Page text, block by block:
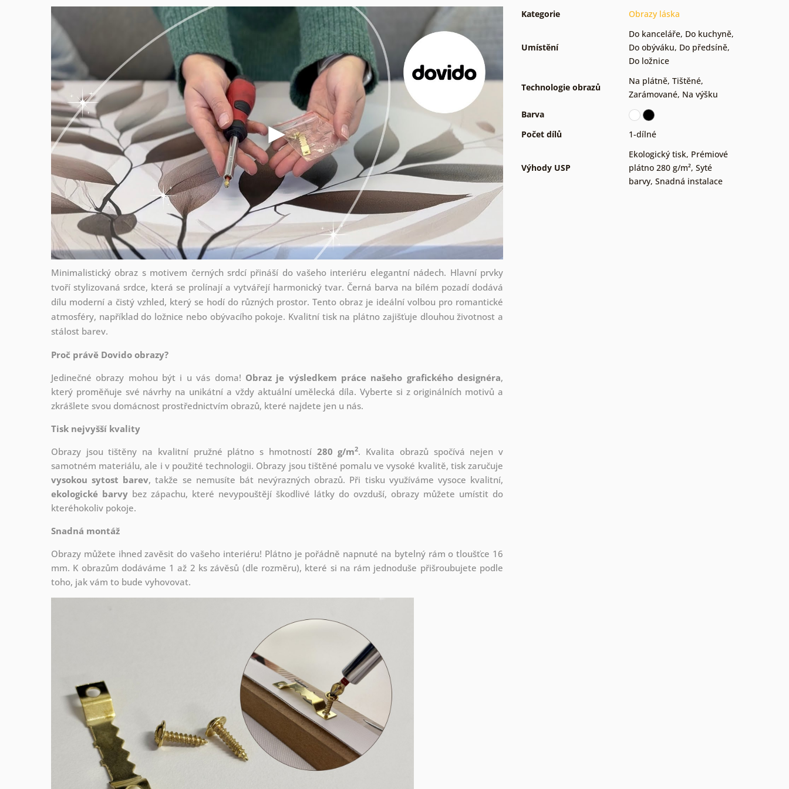
Minimalistický obraz s motivem černých srdcí přináší do vašeho interiéru elegantní nádech. Hlavní prvky
tvoří stylizovaná srdce, která se prolínají a vytvářejí harmonický tvar. Černá barva na bílém pozadí dodává
dílu moderní a čistý vzhled, který se hodí do různých prostor. Tento obraz je ideální volbou pro romantické
atmosféry, například do ložnice nebo obývacího pokoje. Kvalitní tisk na plátno zajišťuje dlouhou životnost a
stálost barev.
Proč právě Dovido obrazy?
Jedinečné obrazy mohou být i u vás doma! Obraz je výsledkem práce našeho grafického designéra,
který proměňuje své návrhy na unikátní a vždy aktuální umělecká díla. Vyberte si z originálních motivů a
zkrášlete svou domácnost prostřednictvím obrazů, které najdete jen u nás.
Tisk nejvyšší kvality
Obrazy jsou tištěny na kvalitní pružné plátno s hmotností 280 g/m2. Kvalita obrazů spočívá nejen v
samotném materiálu, ale i v použité technologii. Obrazy jsou tištěné pomalu ve vysoké kvalitě, tisk zaručuje
vysokou sytost barev, takže se nemusíte bát nevýrazných obrazů. Při tisku využíváme vysoce kvalitní,
ekologické barvy bez zápachu, které nevypouštějí škodlivé látky do ovzduší, obrazy můžete umístit do
kteréhokoliv pokoje.
Snadná montáž
Obrazy můžete ihned zavěsit do vašeho interiéru! Plátno je pořádně napnuté na bytelný rám o tloušťce 16
mm. K obrazům dodáváme 1 až 2 ks závěsů (dle rozměru), které si na rám jednoduše přišroubujete podle
toho, jak vám to bude vyhovovat.
Kategorie Obrazy láska
Umístění
Do kanceláře, Do kuchyně,
Do obýváku, Do předsíně,
Do ložnice
Technologie obrazů
Na plátně, Tištěné,
Zarámované, Na výšku
Barva
Počet dílů
1-dílné
Výhody USP
Ekologický tisk, Prémiové
plátno 280 g/m², Syté
barvy, Snadná instalace